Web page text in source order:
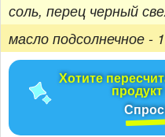
соль, перец черный
масло подсолнечное -
Хотите